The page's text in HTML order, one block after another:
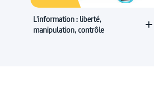
L'information : liberté,
manipulation, contrôle